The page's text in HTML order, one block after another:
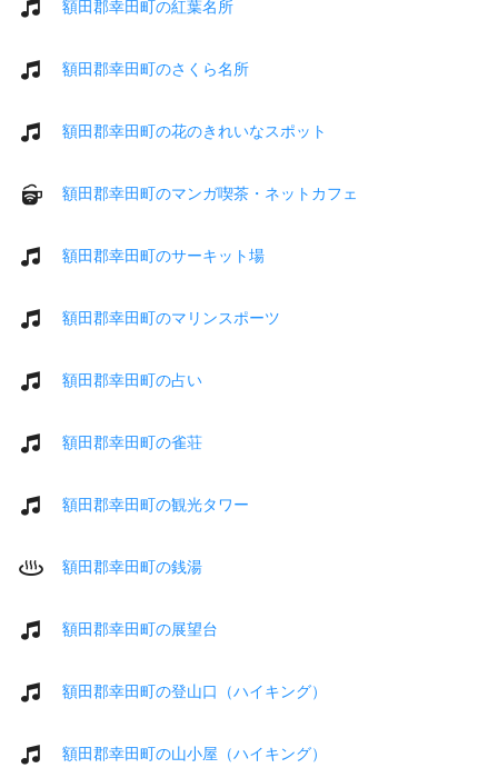
額田郡幸田町の紅葉名所
額田郡幸田町のさくら名所
額田郡幸田町の花のきれいなスポット
額田郡幸田町のマンガ喫茶・ネットカフェ
額田郡幸田町のサーキット場
額田郡幸田町のマリンスポーツ
額田郡幸田町の占い
額田郡幸田町の雀荘
額田郡幸田町の観光タワー
額田郡幸田町の銭湯
額田郡幸田町の展望台
額田郡幸田町の登山口（ハイキング）
額田郡幸田町の山小屋（ハイキング）